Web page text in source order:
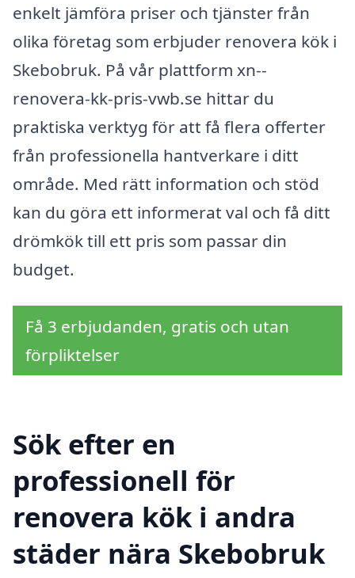
enkelt jämföra priser och tjänster från
olika företag som erbjuder renovera kök i
Skebobruk. På vår plattform xn--
renovera-kk-pris-vwb.se hittar du
praktiska verktyg för att få flera offerter
från professionella hantverkare i ditt
område. Med rätt information och stöd
kan du göra ett informerat val och få ditt
drömkök till ett pris som passar din
budget.
Få 3 erbjudanden, gratis och utan
förpliktelser
Sök efter en
professionell för
renovera kök i andra
städer nära Skebobruk